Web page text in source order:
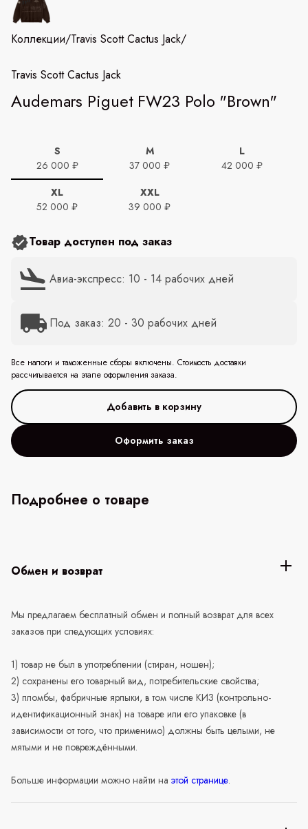
Коллекции/Travis Scott Cactus Jack/
Travis Scott Cactus Jack
Audemars Piguet FW23 Polo "Brown"
S
26 000 ₽
M
37 000 ₽
L
42 000 ₽
XL
52 000 ₽
XXL
39 000 ₽
Товар доступен под заказ
Авиа-экспресс: 10 - 14 рабочих дней
Под заказ: 20 - 30 рабочих дней
Все налоги и таможенные сборы включены. Стоимость доставки
рассчитывается на этапе оформления заказа.
Оформить заказ
Подробнее о товаре
Обмен и возврат
Мы предлагаем бесплатный обмен и полный возврат для всех
заказов при следующих условиях:
1) товар не был в употреблении (стиран, ношен);
2) сохранены его товарный вид, потребительские свойства;
3) пломбы, фабричные ярлыки, в том числе КИЗ (контрольно-
идентификационный знак) на товаре или его упаковке (в
зависимости от того, что применимо) должны быть целыми, не
мятыми и не повреждёнными.
Больше информации можно найти на этой странице.